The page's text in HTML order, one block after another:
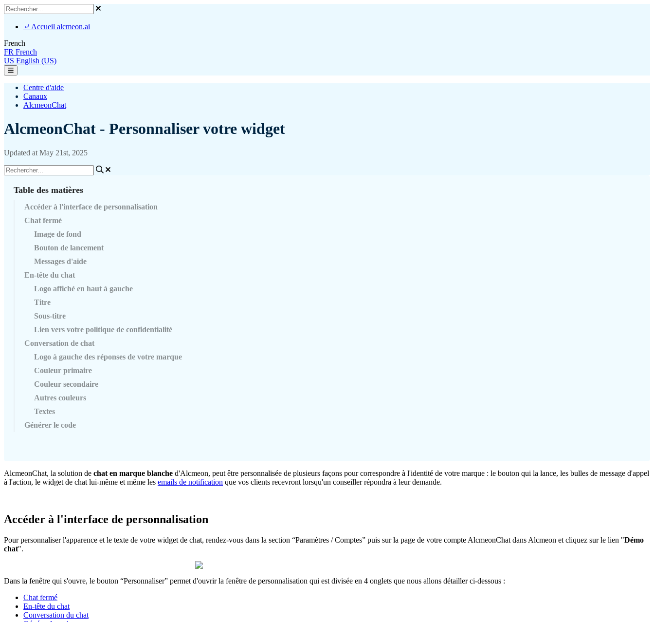
⤶ Accueil alcmeon.ai
French
FR French
US English (US)
Centre d'aide
Canaux
AlcmeonChat
AlcmeonChat - Personnaliser votre widget
Updated at May 21st, 2025
Table des matières
Accéder à l'interface de personnalisation
‍Chat fermé
Image de fond
Bouton de lancement
Messages d'aide
En-tête du chat
Logo affiché en haut à gauche
Titre
Sous-titre
Lien vers votre politique de confidentialité
Conversation de chat
Logo à gauche des réponses de votre marque
Couleur primaire
Couleur secondaire
Autres couleurs
Textes
Générer le code
AlcmeonChat, la solution de chat en marque blanche d'Alcmeon, peut être personnalisée de plusieurs façons pour correspondre à l'identité de votre marque : le bouton qui la lance, les bulles de message d'appel
à l'action, le widget de chat lui-même et même les emails de notification que vos clients recevront lorsqu'un conseiller répondra à leur demande.
Accéder à l'interface de personnalisation
Pour personnaliser l'apparence et le texte de votre widget de chat, rendez-vous dans la section “Paramètres / Comptes” puis sur la page de votre compte AlcmeonChat dans Alcmeon et cliquez sur le lien "Démo
chat".
Dans la fenêtre qui s'ouvre, le bouton “Personnaliser” permet d'ouvrir la fenêtre de personnalisation qui est divisée en 4 onglets que nous allons détailler ci-dessous :
Chat fermé
En-tête du chat
Conversation du chat